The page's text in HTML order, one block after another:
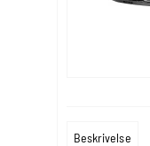
Beskrivelse